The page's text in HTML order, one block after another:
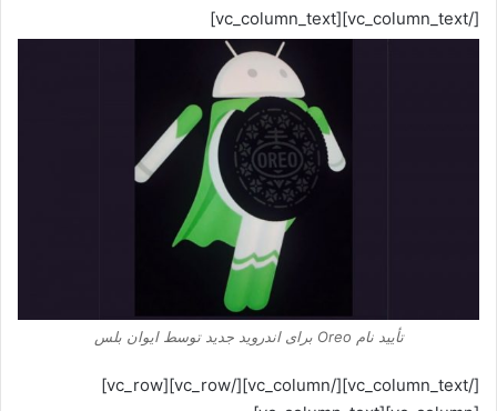
[/vc_column_text][vc_column_text]
تأیید نام Oreo برای اندروید جدید توسط ایوان بلس
[/vc_column_text][/vc_column][/vc_row][vc_row]